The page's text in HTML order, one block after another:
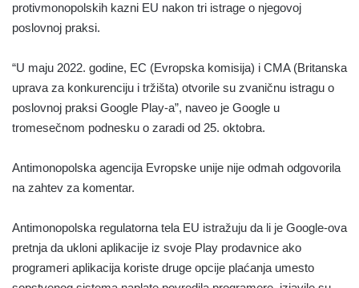
protivmonopolskih kazni EU nakon tri istrage o njegovoj
poslovnoj praksi.
“U maju 2022. godine, EC (Evropska komisija) i CMA (Britanska
uprava za konkurenciju i tržišta) otvorile su zvaničnu istragu o
poslovnoj praksi Google Play-a”, naveo je Google u
tromesečnom podnesku o zaradi od 25. oktobra.
Antimonopolska agencija Evropske unije nije odmah odgovorila
na zahtev za komentar.
Antimonopolska regulatorna tela EU istražuju da li je Google-ova
pretnja da ukloni aplikacije iz svoje Play prodavnice ako
programeri aplikacija koriste druge opcije plaćanja umesto